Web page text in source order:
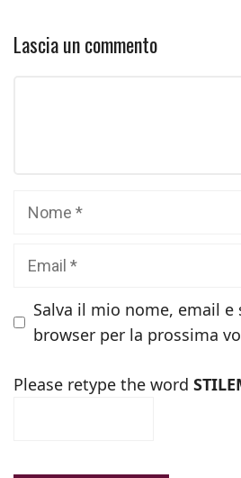
Lascia un commento
Salva il mio nome, email
browser per la prossima
Please retype the word